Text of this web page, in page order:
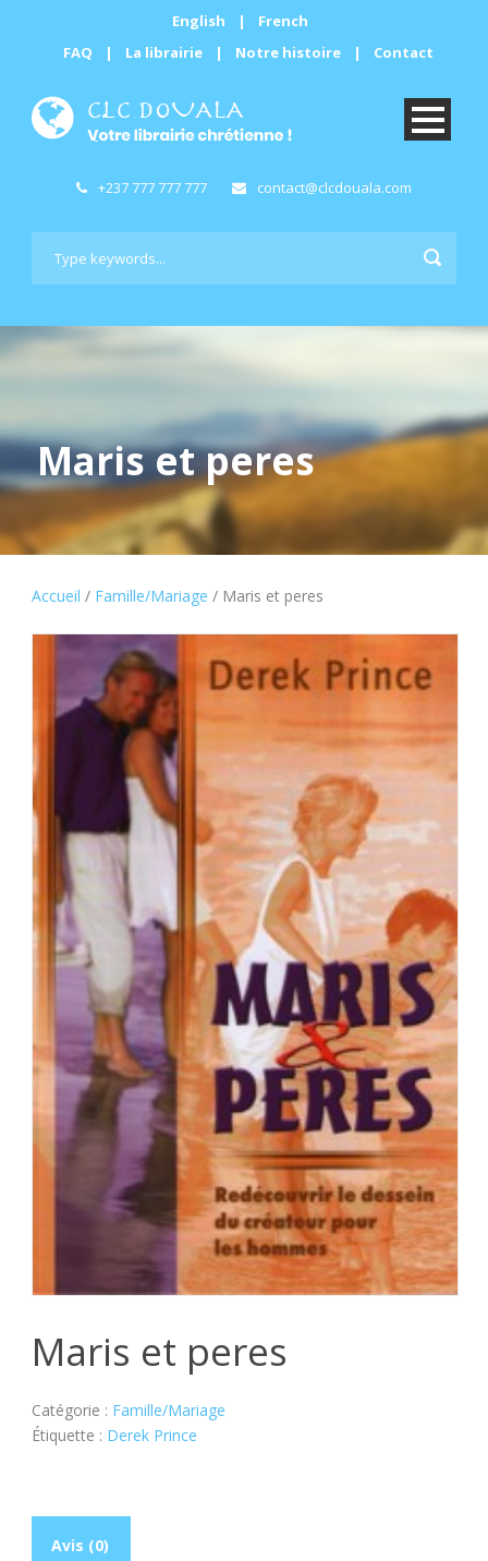
English |
French
FAQ
| La librairie | Notre histoire | Contact
+237 777 777 777 contact@clcdouala.com
Maris et peres
Accueil / Famille/Mariage / Maris et peres
Maris et peres
Catégorie : Famille/Mariage
Étiquette : Derek Prince
Avis (0)